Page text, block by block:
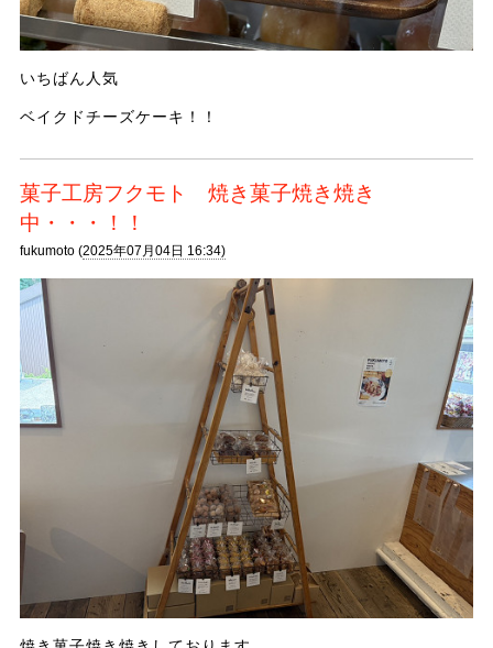
いちばん人気
ベイクドチーズケーキ！！
菓子工房フクモト 焼き菓子焼き焼き
中・・・！！
fukumoto (2025年07月04日 16:34)